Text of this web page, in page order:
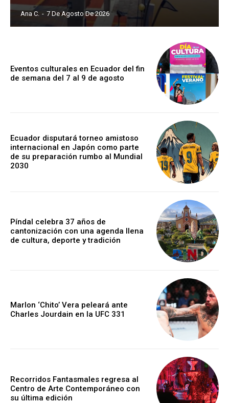
Ana C. - 7 De Agosto De 2026
Eventos culturales en Ecuador del fin
de semana del 7 al 9 de agosto
Ecuador disputará torneo amistoso
internacional en Japón como parte
de su preparación rumbo al Mundial
2030
Píndal celebra 37 años de
cantonización con una agenda llena
de cultura, deporte y tradición
Marlon ‘Chito’ Vera peleará ante
Charles Jourdain en la UFC 331
Recorridos Fantasmales regresa al
Centro de Arte Contemporáneo con
su última edición